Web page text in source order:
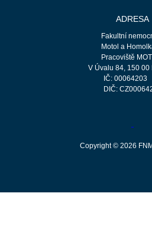
ADRESA
Fakultní
Motol a
Pracoviště
V Úvalu 84, 150 00
IČ: 00064203
DIČ:
Copyright © 2026